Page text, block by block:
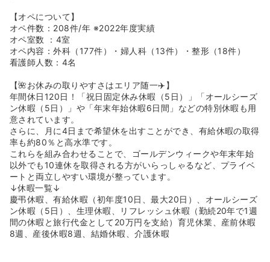
【オペについて】
オペ件数：208件/年 ※2022年度実績
オペ室数 ：4室
オペ内容：外科（177件）・婦人科（13件）・整形（18件）
看護師人数：4名
【🌺お休みの取りやすさはエリア随一✈️】
年間休日120日！「祝日固定休み休暇（5日）」「オールシーズ
ン休暇（5日）」や「年末年始休暇6日間」などの特別休暇も用
意されています。
さらに、月に4日まで希望休を出すことができ、有給休暇の取得
率も約80％と高水準です。
これらを組み合わせることで、ゴールデンウィークや年末年始
以外でも10連休を取得される方がいらっしゃるなど、プライベ
ートと両立しやすい環境が整っています。
↓休暇一覧↓
慶弔休暇、有給休暇（初年度10日、最大20日）、オールシーズ
ン休暇（5日）、生理休暇、リフレッシュ休暇（勤続20年で1週
間の休暇と旅行代金として20万円を支給）育児休業、産前休暇
8週、産後休暇8週、結婚休暇、介護休暇